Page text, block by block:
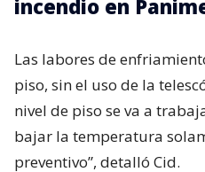
incendio en
Las labores de
piso, sin el uso de la
nivel de piso se va a
bajar la temperatura
preventivo”, detalló Cid.